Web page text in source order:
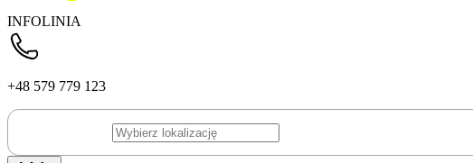
INFOLINIA
+48 579 779 123